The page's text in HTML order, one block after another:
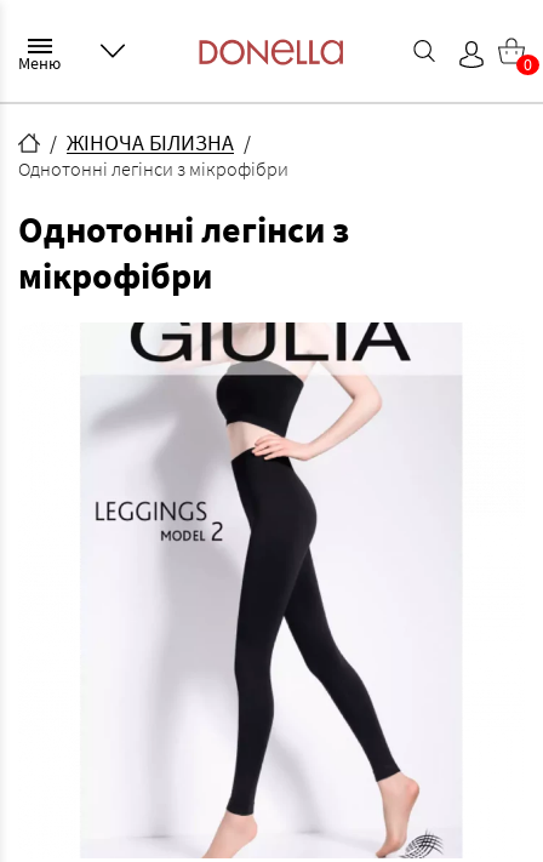
Меню 0
ЖІНОЧА БІЛИЗНА
Однотонні легінси з мікрофібри
Однотонні легінси з
мікрофібри